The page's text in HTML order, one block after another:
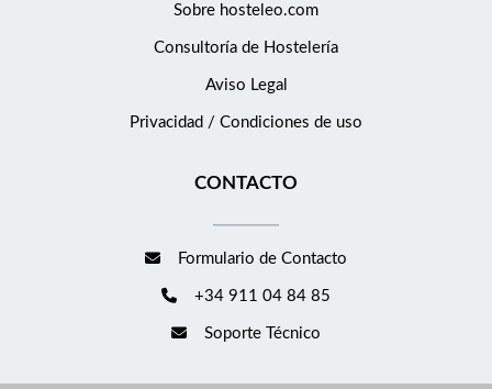
Sobre hosteleo.com
Consultoría de Hostelería
Aviso Legal
Privacidad / Condiciones de uso
CONTACTO
Formulario de Contacto
+34 911 04 84 85
Soporte Técnico